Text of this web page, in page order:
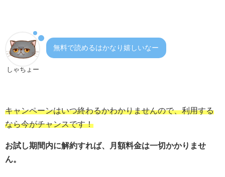
しゃちょー
無料で読めるはかなり嬉しいなー
キャンペーンはいつ終わるかわかりませんので、利用する
なら今がチャンスです！
お試し期間内に解約すれば、月額料金は一切かかりませ
ん。